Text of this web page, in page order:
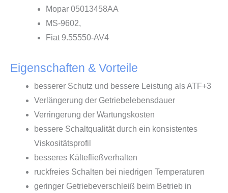
Mopar 05013458AA
MS-9602,
Fiat 9.55550-AV4
Eigenschaften & Vorteile
besserer Schutz und bessere Leistung als ATF+3
Verlängerung der Getriebelebensdauer
Verringerung der Wartungskosten
bessere Schaltqualität durch ein konsistentes
Viskositätsprofil
besseres Kältefließverhalten
ruckfreies Schalten bei niedrigen Temperaturen
geringer Getriebeverschleiß beim Betrieb in